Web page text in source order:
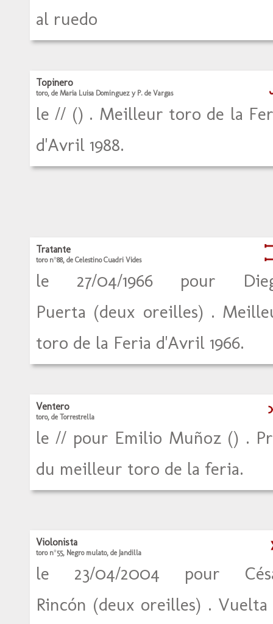
al ruedo
Topinero
toro, de Maria Luisa Dominguez y P. de Vargas
le // () . Meilleur toro de la
d'Avril 1988.
Tratante
toro n°88, de Celestino Cuadri Vides
le 27/04/1966 pour
Puerta (deux oreilles) .
toro de la Feria d'Avril 1966.
Ventero
toro, de Torrestrella
le // pour Emilio Muñoz () .
du meilleur toro de la feria.
Violonista
toro n°55, Negro mulato, de Jandilla
le 23/04/2004 pour
Rincón (deux oreilles) . Vuelta